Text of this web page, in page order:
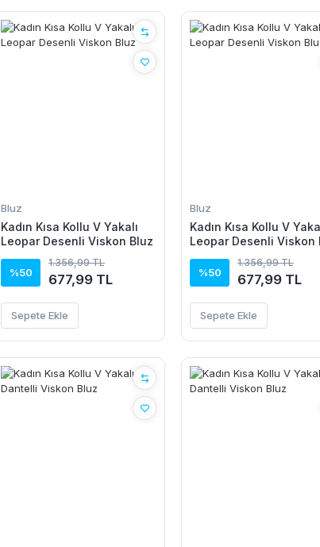
Bluz
Kadın Kısa Kollu V Yakalı
Leopar Desenli Viskon Bluz
%50
1.356,99 TL
677,99 TL
Sepete Ekle
Bluz
Kadın Kısa Kollu V
Leopar Desenli Viskon
%50
1.356,99 TL
677,99 TL
Sepete Ekle